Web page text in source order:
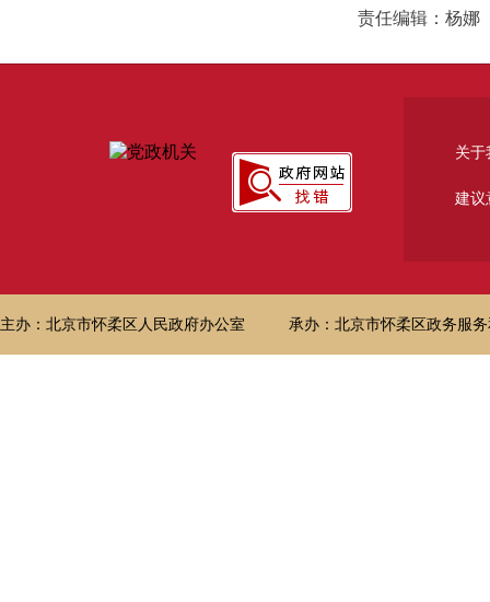
责任编辑：杨娜
关于
建议
主办：北京市怀柔区人民政府办公室 承办：北京市怀柔区政务服